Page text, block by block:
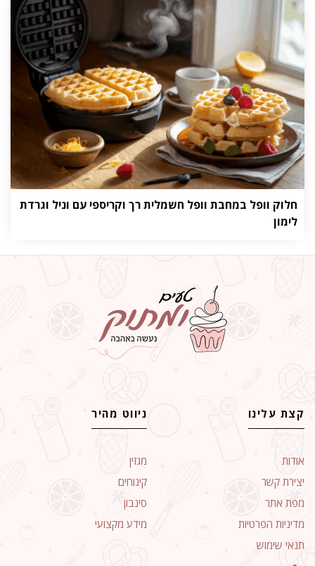
חלוק וופל במחבת וופל חשמלית רך וקריספי עם וניל וגרדת
לימון
קצת עלינו
אודות
יצירת קשר
מפת אתר
מדיניות הפרטיות
תנאי שימוש
ניווט מהיר
מגזין
קינוחים
סינבון
מידע מקצועי